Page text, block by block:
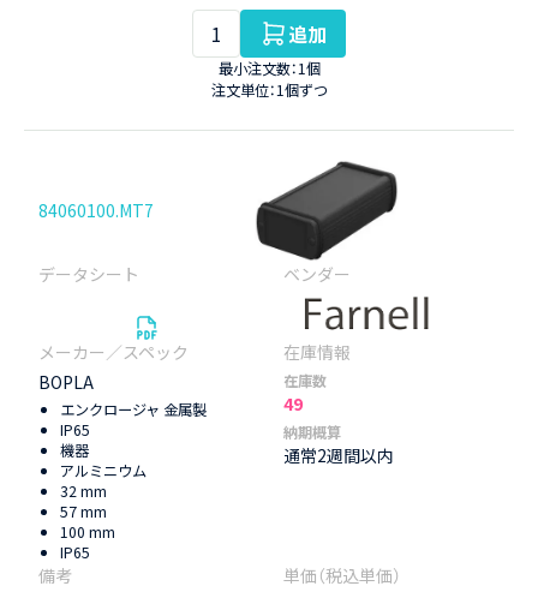
追加
最小注文数：1個
注文単位：1個ずつ
84060100.MT7
BOPLA
エンクロージャ 金属製
IP65
機器
アルミニウム
32 mm
57 mm
100 mm
IP65
在庫数
49
納期概算
通常2週間以内